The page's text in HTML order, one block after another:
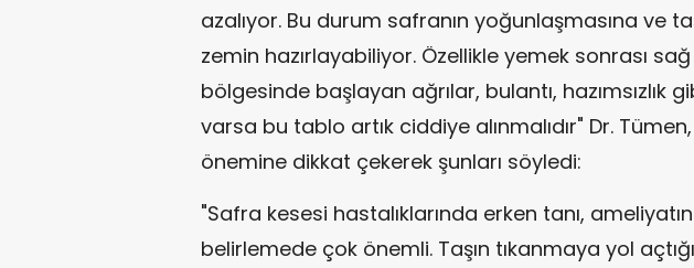
azalıyor. Bu durum safranın yoğunlaşmasına ve
zemin hazırlayabiliyor. Özellikle yemek sonrası sağ
bölgesinde başlayan ağrılar, bulantı, hazımsızlık
varsa bu tablo artık ciddiye alınmalıdır" Dr.
önemine dikkat çekerek şunları söyledi:
"Safra kesesi hastalıklarında erken tanı,
belirlemede çok önemli. Taşın tıkanmaya yol